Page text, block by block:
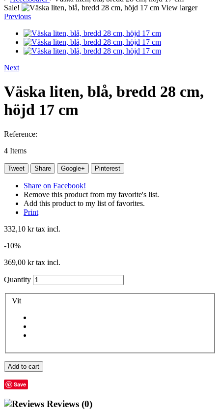
Sale!
View larger
Previous
Next
Väska liten, blå, bredd 28 cm,
höjd 17 cm
Reference:
4 Items
Tweet Share Google+ Pinterest
Share on Facebook!
Remove this product from my favorite's list.
Add this product to my list of favorites.
Print
332,10 krtax incl.
-10%
369,00 krtax incl.
Quantity
Vit
Add to cart
Save
Reviews (0)